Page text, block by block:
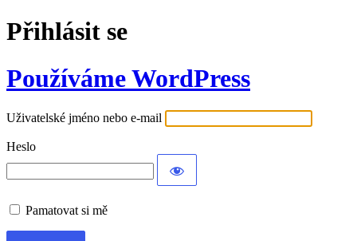
Přihlásit se
Používáme WordPress
Uživatelské jméno nebo e-mail
Heslo
Pamatovat si mě